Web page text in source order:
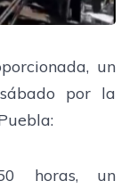
un
por la
horas, un